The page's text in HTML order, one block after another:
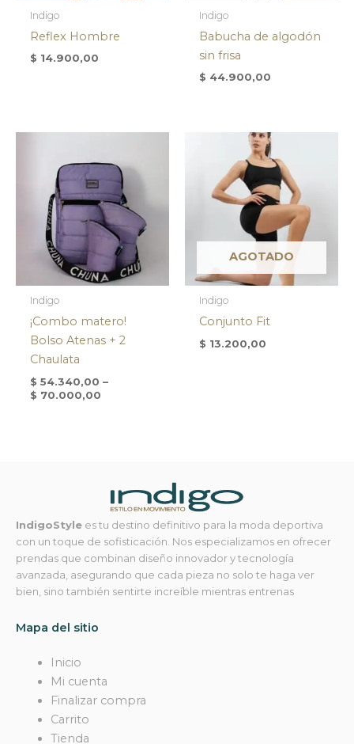
Indigo
Reflex Hombre
$ 14.900,00
Indigo
Babucha de algodón
sin frisa
$ 44.900,00
Indigo
¡Combo matero!
Bolso Atenas + 2
Chaulata
$ 54.340,00 –
$ 70.000,00
AGOTADO
Indigo
Conjunto Fit
$ 13.200,00
IndigoStyle es tu destino definitivo para la moda deportiva
con un toque de sofisticación. Nos especializamos en ofrecer
prendas que combinan diseño innovador y tecnología
avanzada, asegurando que cada pieza no solo te haga ver
bien, sino también sentirte increíble mientras entrenas
Mapa del sitio
Inicio
Mi cuenta
Finalizar compra
Carrito
Tienda